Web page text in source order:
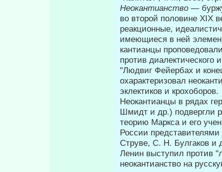
Неокантианство —
во второй половине XIX
реакционные,
имеющиеся в ней
кантианцы
против диалектического
"Людвиг Фейербах и
охарактеризовал
эклекти­ков и крохоборов.
Неокантианцы в рядах
Шмидт и др.) подвергли
теорию Маркса и его
России
Струве, С. Н. Булгаков и
Ленин выступил против
неокантианство на